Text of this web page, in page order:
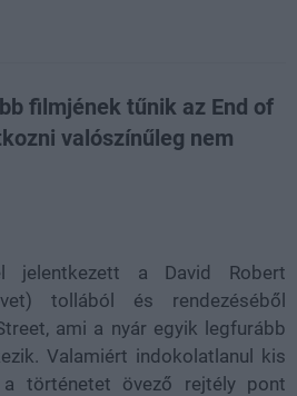
filmjének tűnik az End of
valószínűleg nem
jelentkezett a David Robert
tollából és rendezéséből
ami a nyár egyik legfurább
Valamiért indokolatlanul kis
történetet övező rejtély pont